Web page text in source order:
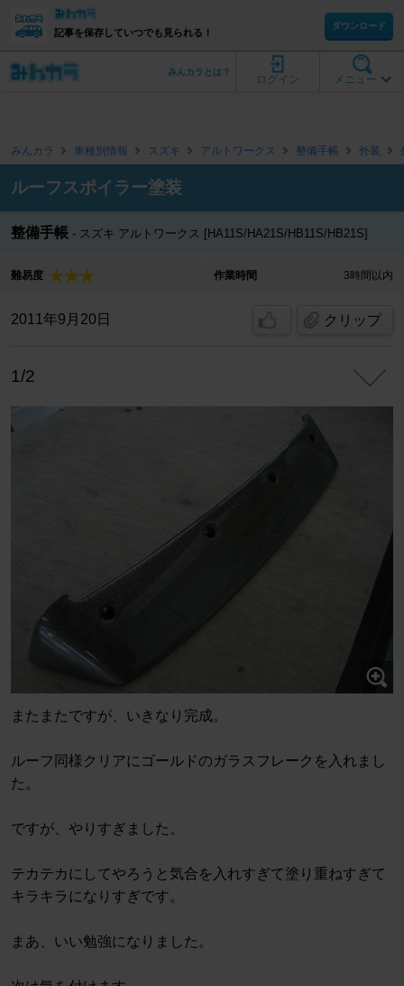
記事を保存していつでも見られる！
ダウンロード
メニュー
ログイン
みんカラとは？
みんカラ 車種別情報 スズキ アルトワークス 整備手帳 外装
ルーフスポイラー塗装
整備手帳 スズキ アルトワークス [HA11S/HA21S/HB11S/HB21S]
難易度 作業時間 3時間以内
2011年9月20日 クリップ
1/2
またまたですが、いきなり完成。
ルーフ同様クリアにゴールドのガラスフレークを入れまし
た。
ですが、やりすぎました。
テカテカにしてやろうと気合を入れすぎて塗り重ねすぎて
キラキラになりすぎです。
まあ、いい勉強になりました。